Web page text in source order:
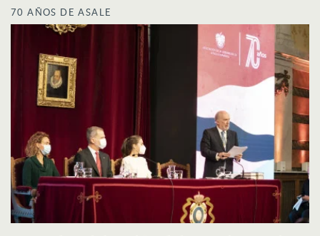
70 AÑOS DE ASALE